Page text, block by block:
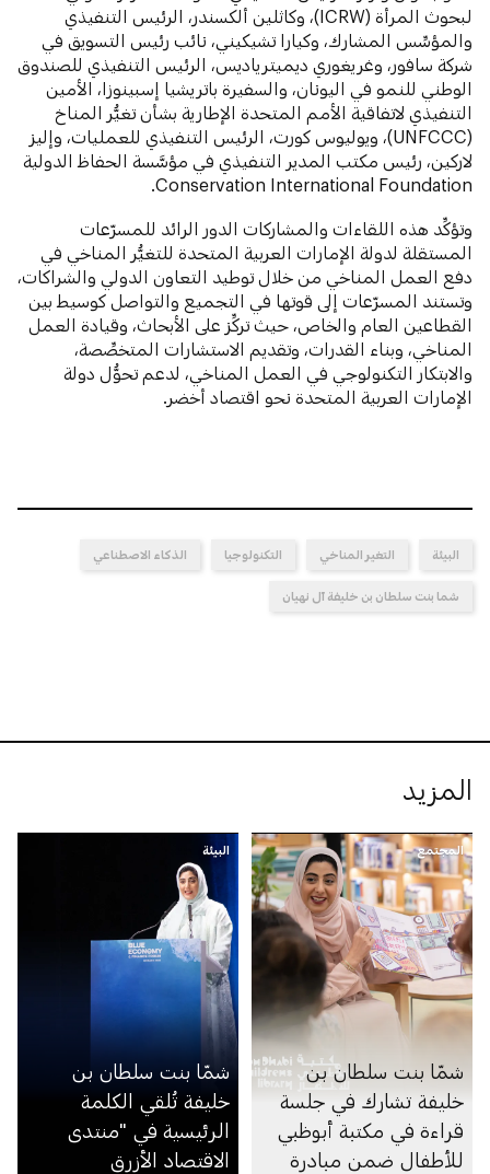
لبحوث المرأة (ICRW)، وكاثلين ألكسندر، الرئيس التنفيذي
والمؤسِّس المشارك، وكيارا تشيكيني، نائب رئيس التسويق في
شركة سافور، وغريغوري ديميترياديس، الرئيس التنفيذي للصندوق
الوطني للنمو في اليونان، والسفيرة باتريشيا إسبينوزا، الأمين
التنفيذي لاتفاقية الأمم المتحدة الإطارية بشأن تغيُّر المناخ
(UNFCCC)، ويوليوس كورت، الرئيس التنفيذي للعمليات، وإليز
لاركين، رئيس مكتب المدير التنفيذي في مؤسَّسة الحفاظ الدولية
Conservation International Foundation.
وتؤكِّد هذه اللقاءات والمشاركات الدور الرائد للمسرّعات
المستقلة لدولة الإمارات العربية المتحدة للتغيُّر المناخي في
دفع العمل المناخي من خلال توطيد التعاون الدولي والشراكات،
وتستند المسرّعات إلى قوتها في التجميع والتواصل كوسيط بين
القطاعين العام والخاص، حيث تركِّز على الأبحاث، وقيادة العمل
المناخي، وبناء القدرات، وتقديم الاستشارات المتخصِّصة،
والابتكار التكنولوجي في العمل المناخي، لدعم تحوُّل دولة
الإمارات العربية المتحدة نحو اقتصاد أخضر.
البيئة التغير المناخي التكنولوجيا الذكاء الاصطناعي
شما بنت سلطان بن خليفة آل نهيان
المزيد
المجتمع
شمّا بنت سلطان بن
خليفة تشارك في جلسة
قراءة في مكتبة أبوظبي
للأطفال ضمن مبادرة
البيئة
شمّا بنت سلطان بن
خليفة تُلقي الكلمة
الرئيسية في "منتدى
الاقتصاد الأزرق